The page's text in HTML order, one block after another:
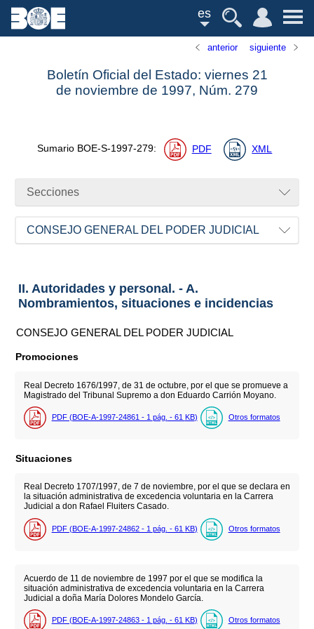
es
anterior siguiente
Boletín Oficial del Estado: viernes 21
de noviembre de 1997, Núm. 279
Sumario BOE-S-1997-279: PDF XML
Secciones
CONSEJO GENERAL DEL PODER JUDICIAL
II. Autoridades y personal. - A.
Nombramientos, situaciones e incidencias
CONSEJO GENERAL DEL PODER JUDICIAL
Promociones
Real Decreto 1676/1997, de 31 de octubre, por el que se promueve a
Magistrado del Tribunal Supremo a don Eduardo Carrión Moyano.
PDF (BOE-A-1997-24861 - 1 pág. - 61 KB) Otros formatos
Situaciones
Real Decreto 1707/1997, de 7 de noviembre, por el que se declara en
la situación administrativa de excedencia voluntaria en la Carrera
Judicial a don Rafael Fluiters Casado.
PDF (BOE-A-1997-24862 - 1 pág. - 61 KB) Otros formatos
Acuerdo de 11 de noviembre de 1997 por el que se modifica la
situación administrativa de excedencia voluntaria en la Carrera
Judicial a doña María Dolores Mondelo García.
PDF (BOE-A-1997-24863 - 1 pág. - 61 KB) Otros formatos